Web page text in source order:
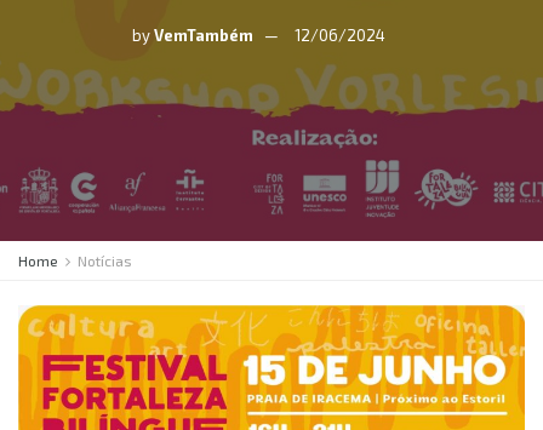
by VemTambém 12/06/2024
Home Notícias